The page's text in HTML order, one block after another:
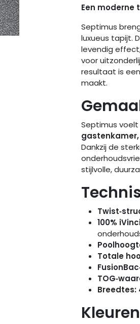
Een moderne
Septimus
luxueus tapijt.
levendig
voor
resultaat is
maakt.
Septimus voelt
Dankzij de
stijlvolle,
100%
Totale
Breedtes: